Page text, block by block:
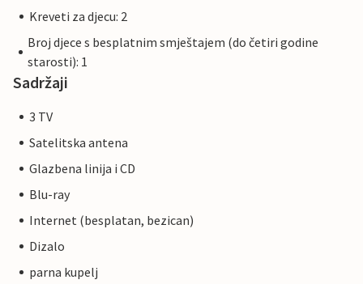
Kreveti za djecu: 2
Broj djece s besplatnim smještajem (do četiri godine
starosti): 1
Sadržaji
3 TV
Satelitska antena
Glazbena linija i CD
Blu-ray
Internet (besplatan, bezican)
Dizalo
parna kupelj